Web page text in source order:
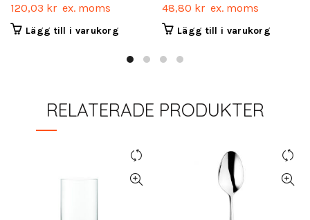
120,03 kr ex. moms
Lägg till i varukorg
48,80 kr ex. moms
Lägg till i varukorg
RELATERADE PRODUKTER